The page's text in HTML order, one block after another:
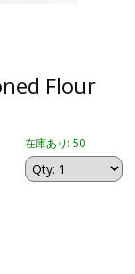
Flour
在庫あり: 50